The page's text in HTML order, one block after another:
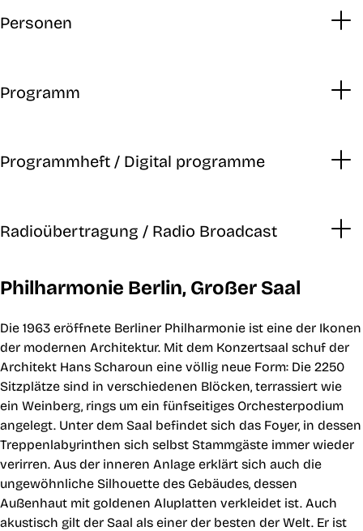
Personen
Programm
Programmheft / Digital programme
Radioübertragung / Radio Broadcast
Philharmonie Berlin, Großer Saal
Die 1963 eröffnete Berliner Philharmonie ist eine der Ikonen
der modernen Architektur. Mit dem Konzertsaal schuf der
Architekt Hans Scharoun eine völlig neue Form: Die 2250
Sitzplätze sind in verschiedenen Blöcken, terrassiert wie
ein Weinberg, rings um ein fünfseitiges Orchesterpodium
angelegt. Unter dem Saal befindet sich das Foyer, in dessen
Treppenlabyrinthen sich selbst Stammgäste immer wieder
verirren. Aus der inneren Anlage erklärt sich auch die
ungewöhnliche Silhouette des Gebäudes, dessen
Außenhaut mit goldenen Aluplatten verkleidet ist. Auch
akustisch gilt der Saal als einer der besten der Welt. Er ist